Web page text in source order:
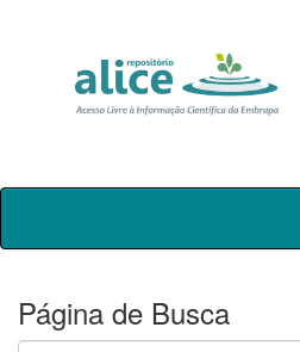
Skip
Página de Busca